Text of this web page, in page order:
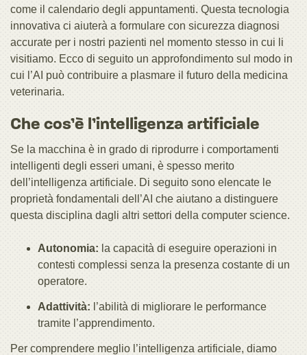
come il calendario degli appuntamenti. Questa tecnologia
innovativa ci aiuterà a formulare con sicurezza diagnosi
accurate per i nostri pazienti nel momento stesso in cui li
visitiamo. Ecco di seguito un approfondimento sul modo in
cui l’AI può contribuire a plasmare il futuro della medicina
veterinaria.
Che cos’è l’intelligenza artificiale
Se la macchina è in grado di riprodurre i comportamenti
intelligenti degli esseri umani, è spesso merito
dell’intelligenza artificiale. Di seguito sono elencate le
proprietà fondamentali dell’AI che aiutano a distinguere
questa disciplina dagli altri settori della computer science.
Autonomia: la capacità di eseguire operazioni in
contesti complessi senza la presenza costante di un
operatore.
Adattività: l’abilità di migliorare le performance
tramite l’apprendimento.
Per comprendere meglio l’intelligenza artificiale, diamo